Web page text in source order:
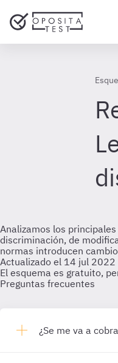
Analizamos los
discriminación, de
normas introducen
Actualizado el 14 jul 2022
El esquema es gratuito,
Preguntas frecuentes
¿Se me va a